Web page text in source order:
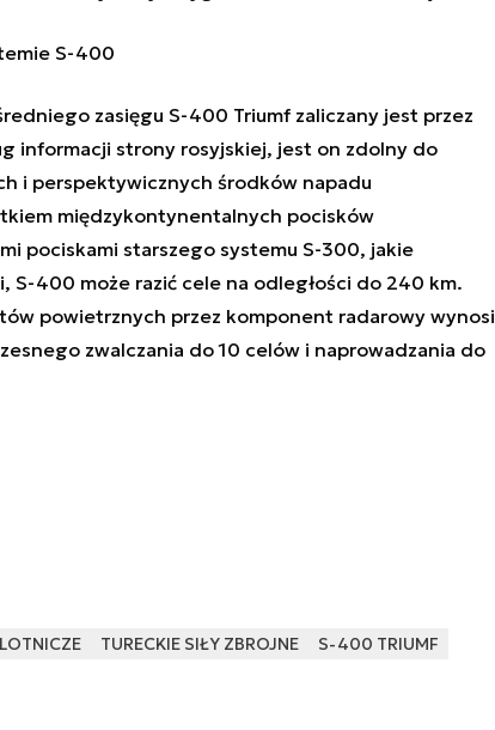
S-400
zasięgu S-400 Triumf zaliczany jest przez
informacji strony rosyjskiej, jest on zdolny do
i perspektywicznych środków napadu
międzykontynentalnych pocisków
pociskami starszego systemu S-300, jakie
400 może razić cele na odległości do 240 km.
powietrznych przez komponent radarowy wynosi
zwalczania do 10 celów i naprowadzania do
TURECKIE SIŁY ZBROJNE S-400 TRIUMF